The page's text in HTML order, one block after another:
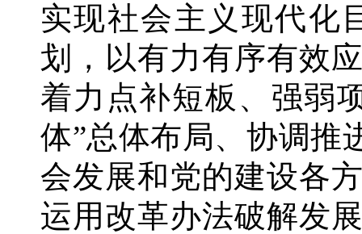
实现社会主义现代化
划，以有力有序有效
着力点补短板、强弱
体”总体布局、协调推
会发展和党的建设各
运用改革办法破解发